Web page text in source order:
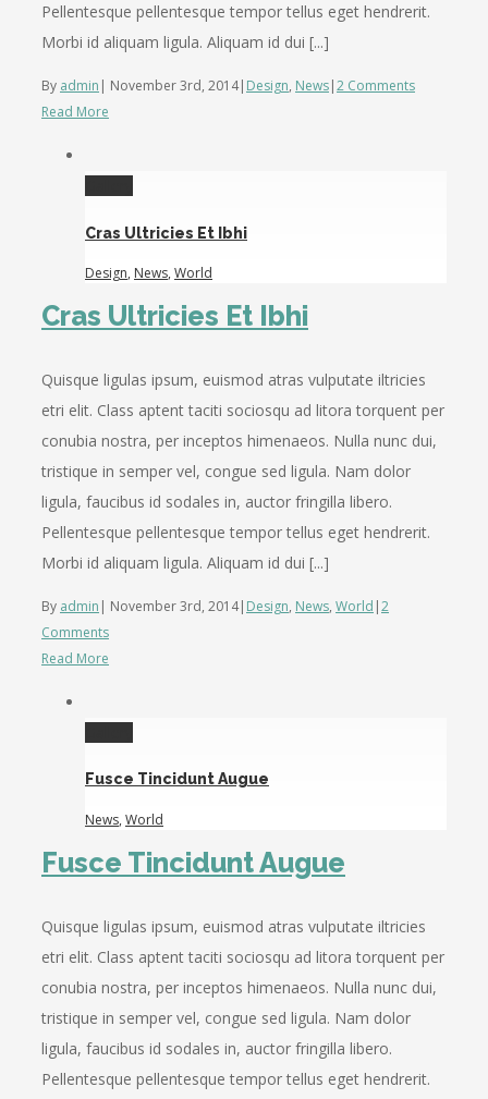
Pellentesque pellentesque tempor tellus eget hendrerit.
Morbi id aliquam ligula. Aliquam id dui [...]
By admin | November 3rd, 2014| Design, News|2 Comments
Read More
Cras Ultricies Et Ibhi
Design, News, World
Cras Ultricies Et Ibhi
Quisque ligulas ipsum, euismod atras vulputate iltricies
etri elit. Class aptent taciti sociosqu ad litora torquent per
conubia nostra, per inceptos himenaeos. Nulla nunc dui,
tristique in semper vel, congue sed ligula. Nam dolor
ligula, faucibus id sodales in, auctor fringilla libero.
Pellentesque pellentesque tempor tellus eget hendrerit.
Morbi id aliquam ligula. Aliquam id dui [...]
By admin | November 3rd, 2014| Design, News, World |2
Comments
Read More
Fusce Tincidunt Augue
News, World
Fusce Tincidunt Augue
Quisque ligulas ipsum, euismod atras vulputate iltricies
etri elit. Class aptent taciti sociosqu ad litora torquent per
conubia nostra, per inceptos himenaeos. Nulla nunc dui,
tristique in semper vel, congue sed ligula. Nam dolor
ligula, faucibus id sodales in, auctor fringilla libero.
Pellentesque pellentesque tempor tellus eget hendrerit.